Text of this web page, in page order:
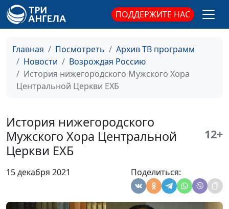
ПОДДЕРЖИТЕ НАС
Главная Посмотреть
Архив ТВ программ
Новости
Возрождая Россию
История нижегородского Мужского Хора
Центральной Церкви ЕХБ
История нижегородского
Мужского Хора Центральной
Церкви ЕХБ
12+
15 декабря 2021 Поделиться:
Христиан-
Адвентистов
Совета при
Президенте РФ, член
Общественной
палаты РФ
кризисное время
пастор Церкви
Христиан-
Совета при
Президенте РФ, член
Общественной